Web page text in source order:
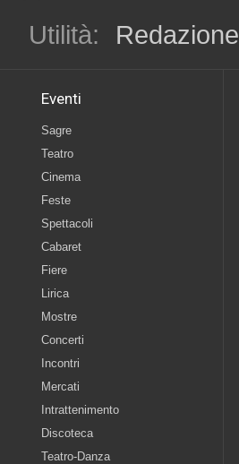
Utilità:
Redazione
Eventi
Sagre
Teatro
Cinema
Feste
Spettacoli
Cabaret
Fiere
Lirica
Mostre
Concerti
Incontri
Mercati
Intrattenimento
Discoteca
Teatro-Danza